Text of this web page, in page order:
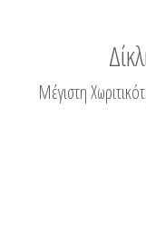
Μέγιστη